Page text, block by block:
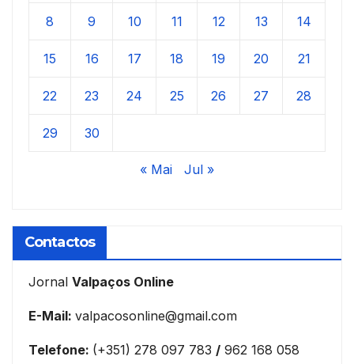
8 9 10 11 12 13 14
15 16 17 18 19 20 21
22 23 24 25 26 27 28
29 30
« Mai Jul »
Contactos
Jornal Valpaços Online
E-Mail: valpacosonline@gmail.com
Telefone: (+351) 278 097 783 / 962 168 058